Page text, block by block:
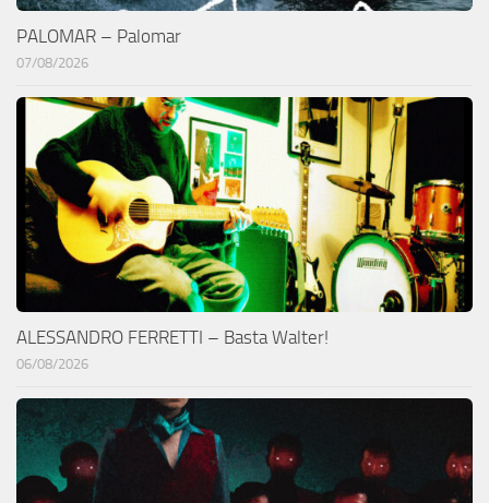
PALOMAR – Palomar
07/08/2026
ALESSANDRO FERRETTI – Basta Walter!
06/08/2026